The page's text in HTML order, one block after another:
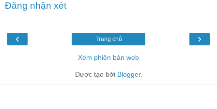
Đăng nhận xét
‹ ›
Trang chủ
Xem phiên bản web
Được tạo bởi Blogger.